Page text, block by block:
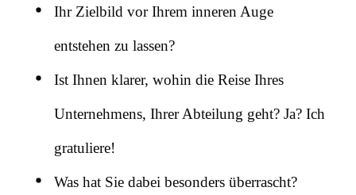
Ihr Zielbild vor Ihrem inneren Auge
entstehen zu lassen?
Ist Ihnen klarer, wohin die Reise Ihres
Unternehmens, Ihrer Abteilung geht? Ja? Ich
gratuliere!
Was hat Sie dabei besonders überrascht?